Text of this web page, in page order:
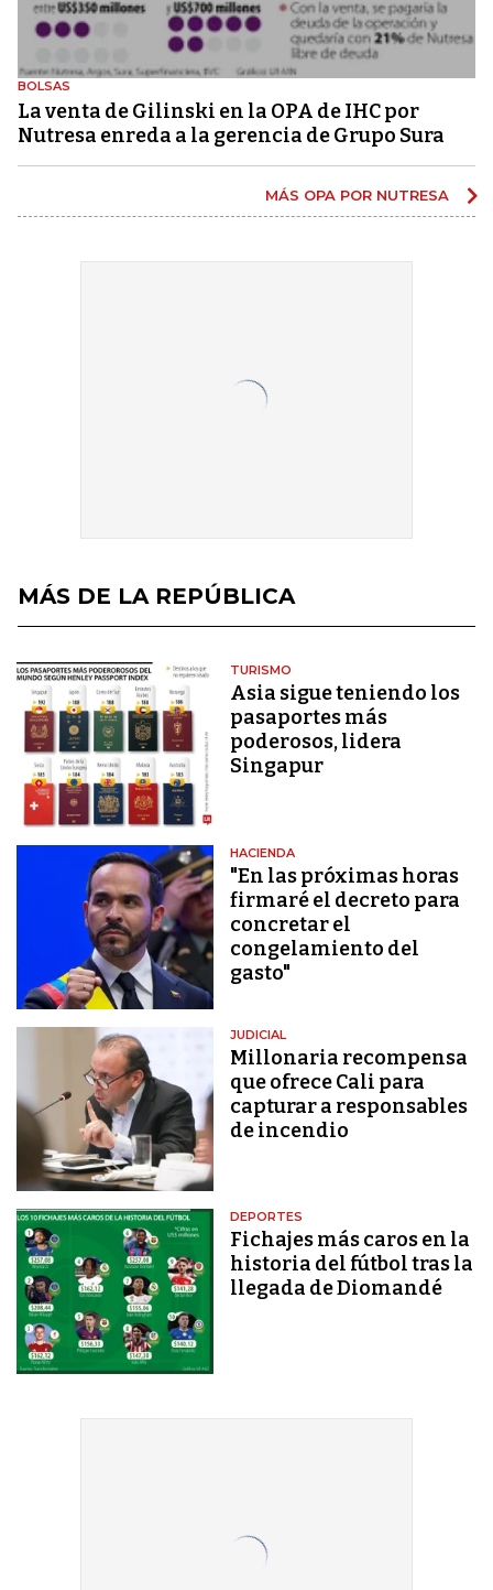
BOLSAS
La venta de Gilinski en la OPA de IHC por
Nutresa enreda a la gerencia de Grupo Sura
MÁS OPA POR NUTRESA
MÁS DE LA REPÚBLICA
TURISMO
Asia sigue teniendo los
pasaportes más
poderosos, lidera
Singapur
HACIENDA
"En las próximas horas
firmaré el decreto para
concretar el
congelamiento del
gasto"
JUDICIAL
Millonaria recompensa
que ofrece Cali para
capturar a responsables
de incendio
DEPORTES
Fichajes más caros en la
historia del fútbol tras la
llegada de Diomandé